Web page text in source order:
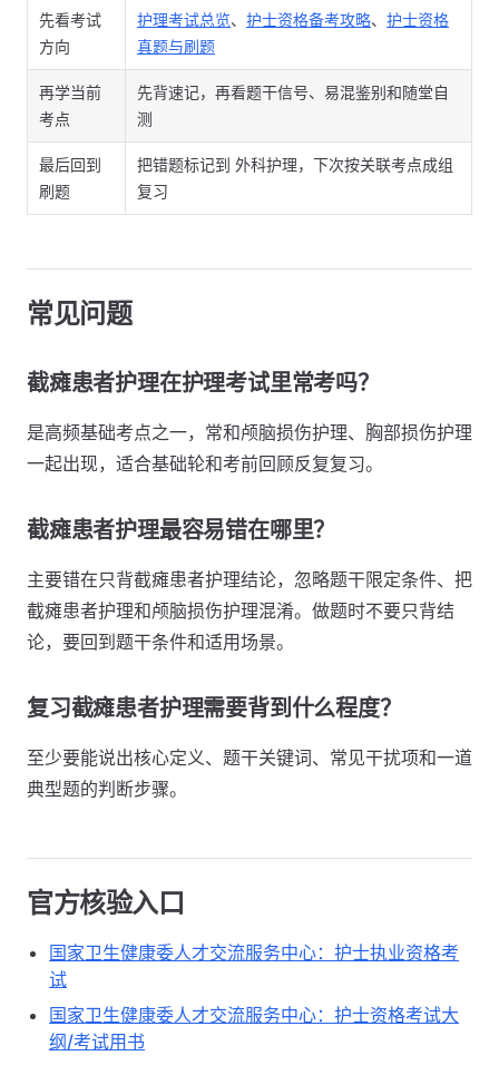
先看考试
方向
护理考试总览、 护士资格备考攻略、 护士资格
真题与刷题
再学当前
考点
先背速记，再看题干信号、易混鉴别和随堂自
测
最后回到
刷题
把错题标记到 外科护理，下次按关联考点成组
复习
常见问题
截瘫患者护理在护理考试里常考吗？
是高频基础考点之一，常和颅脑损伤护理、胸部损伤护理
一起出现，适合基础轮和考前回顾反复复习。
截瘫患者护理最容易错在哪里？
主要错在只背截瘫患者护理结论，忽略题干限定条件、把
截瘫患者护理和颅脑损伤护理混淆。做题时不要只背结
论，要回到题干条件和适用场景。
复习截瘫患者护理需要背到什么程度？
至少要能说出核心定义、题干关键词、常见干扰项和一道
典型题的判断步骤。
官方核验入口
国家卫生健康委人才交流服务中心：护士执业资格考
试
国家卫生健康委人才交流服务中心：护士资格考试大
纲/考试用书